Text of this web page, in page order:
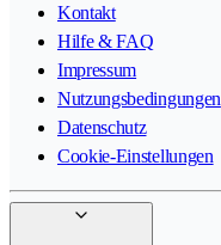
Kontakt
Hilfe & FAQ
Impressum
Nutzungsbedingungen
Datenschutz
Cookie-Einstellungen